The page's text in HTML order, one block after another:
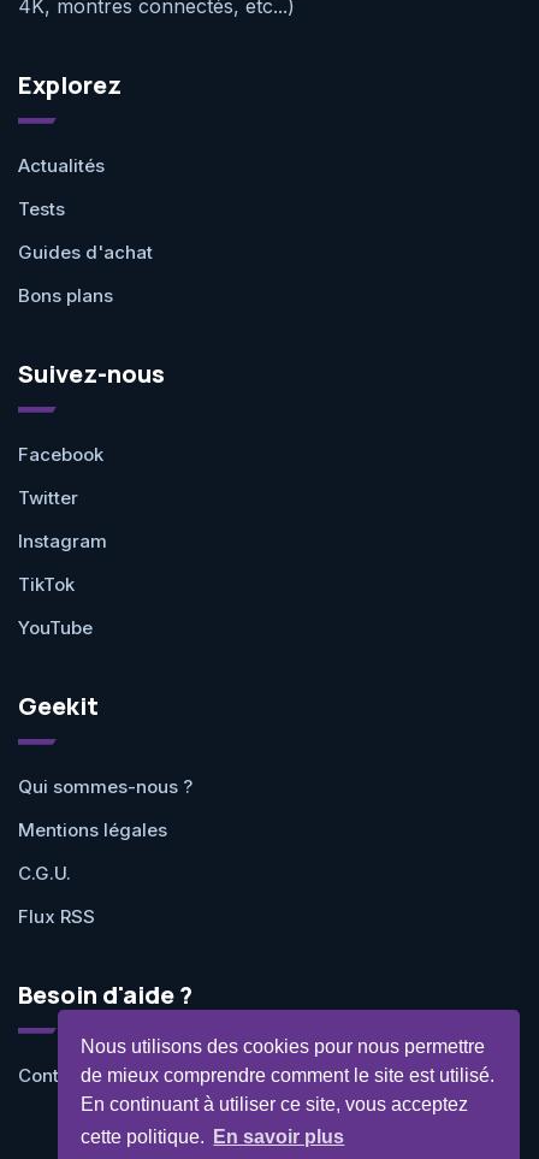
Nous utilisons des cookies pour nous permettre
de mieux comprendre comment le site est utilisé.
En continuant à utiliser ce site, vous acceptez
cette politique.
En savoir plus
4K, montres connectés, etc...)
Explorez
Actualités
Tests
Guides d'achat
Bons plans
Suivez-nous
Facebook
Twitter
Instagram
TikTok
YouTube
Geekit
Qui sommes-nous ?
Mentions légales
C.G.U.
Flux RSS
Besoin d'aide ?
Contactez-nous